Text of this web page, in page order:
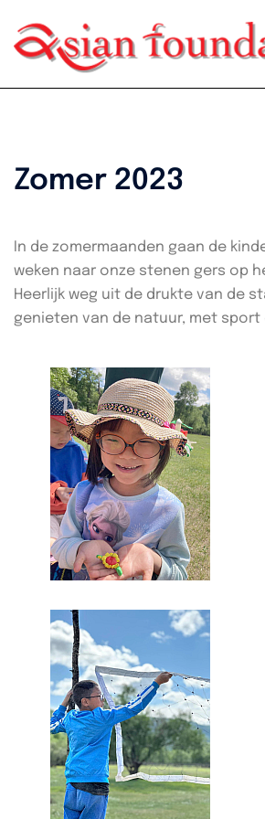
naar
inhoud
Zomer 2023
In de zomermaanden gaan de
weken naar onze stenen gers op
Heerlijk weg uit de drukte van de
genieten van de natuur, met sport